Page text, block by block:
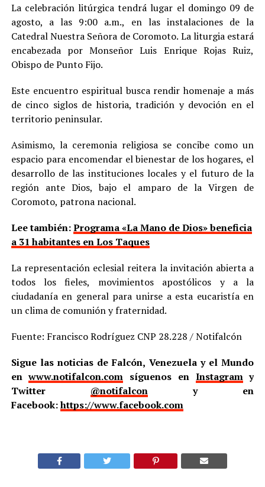
La celebración litúrgica tendrá lugar el domingo 09 de
agosto, a las 9:00 a.m., en las instalaciones de la
Catedral Nuestra Señora de Coromoto. La liturgia estará
encabezada por Monseñor Luis Enrique Rojas Ruiz,
Obispo de Punto Fijo.
Este encuentro espiritual busca rendir homenaje a más
de cinco siglos de historia, tradición y devoción en el
territorio peninsular.
Asimismo, la ceremonia religiosa se concibe como un
espacio para encomendar el bienestar de los hogares, el
desarrollo de las instituciones locales y el futuro de la
región ante Dios, bajo el amparo de la Virgen de
Coromoto, patrona nacional.
Lee también:Programa «La Mano de Dios» beneficia
a 31 habitantes en Los Taques
La representación eclesial reitera la invitación abierta a
todos los fieles, movimientos apostólicos y a la
ciudadanía en general para unirse a esta eucaristía en
un clima de comunión y fraternidad.
Fuente: Francisco Rodríguez CNP 28.228 / Notifalcón
Sigue las noticias de Falcón, Venezuela y el Mundo
enwww.notifalcon.com síguenos en Instagramy
Twitter @notifalcony en
Facebook:https://www.facebook.com